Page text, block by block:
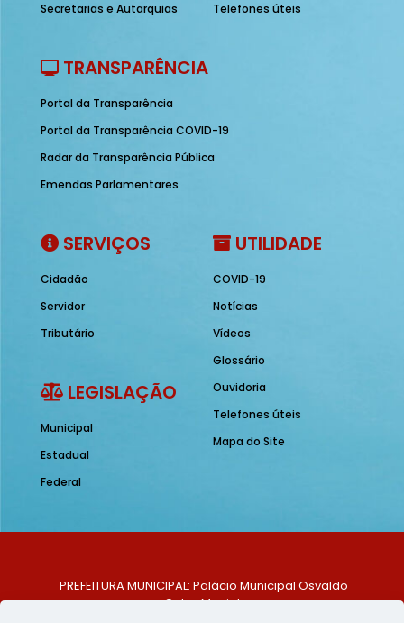
Secretarias e Autarquias
Telefones úteis
TRANSPARÊNCIA
Portal da Transparência
Portal da Transparência COVID-19
Radar da Transparência Pública
Emendas Parlamentares
SERVIÇOS
Cidadão
Servidor
Tributário
LEGISLAÇÃO
Municipal
Estadual
Federal
UTILIDADE
COVID-19
Notícias
Vídeos
Glossário
Ouvidoria
Telefones úteis
Mapa do Site
PREFEITURA MUNICIPAL: Palácio Municipal Osvaldo
Celso Maciel